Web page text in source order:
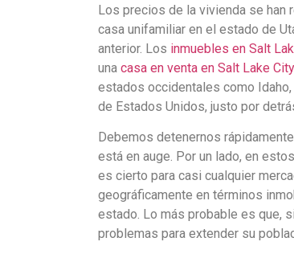
Los precios de la vivienda se han
casa unifamiliar en el estado de
anterior. Los inmuebles en Salt
una casa en venta en Salt Lake City
estados occidentales como Idaho,
de Estados Unidos, justo por
Debemos detenernos
está en auge. Por un lado, en
es cierto para casi cualquier
geográficamente en términos
estado. Lo más probable es que,
problemas para extender su